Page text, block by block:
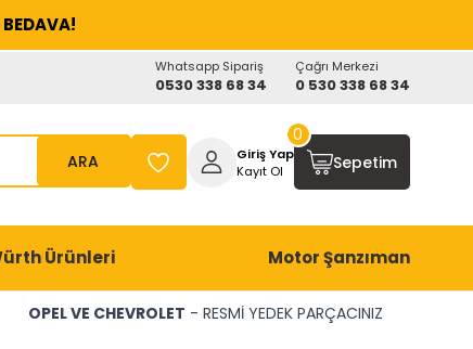
Whatsapp Sipariş
0530 338 68 34
Çağrı Merkezi
0 530 338 68 34
ARA
Giriş Yap
Kayıt Ol
Sepetim
0
Ürünleri Motor Şanzıman
OPEL VE CHEVROLET - RESMİ YEDEK PARÇACINIZ